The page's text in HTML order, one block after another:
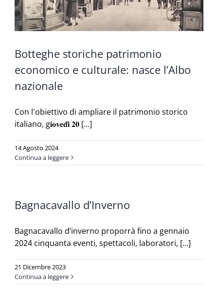
Botteghe storiche patrimonio
economico e culturale: nasce l’Albo
nazionale
Con l'obiettivo di ampliare il patrimonio storico
italiano, g𝐢𝐨𝐯𝐞𝐝𝐢̀ 𝟐𝟎 [...]
14 Agosto 2024
Continua a leggere
Bagnacavallo d’Inverno
Bagnacavallo d’inverno proporrà fino a gennaio
2024 cinquanta eventi, spettacoli, laboratori, [...]
21 Dicembre 2023
Continua a leggere